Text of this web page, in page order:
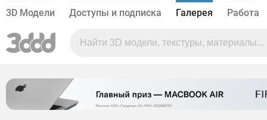
3D Модели Доступы и подписка Галерея Работа